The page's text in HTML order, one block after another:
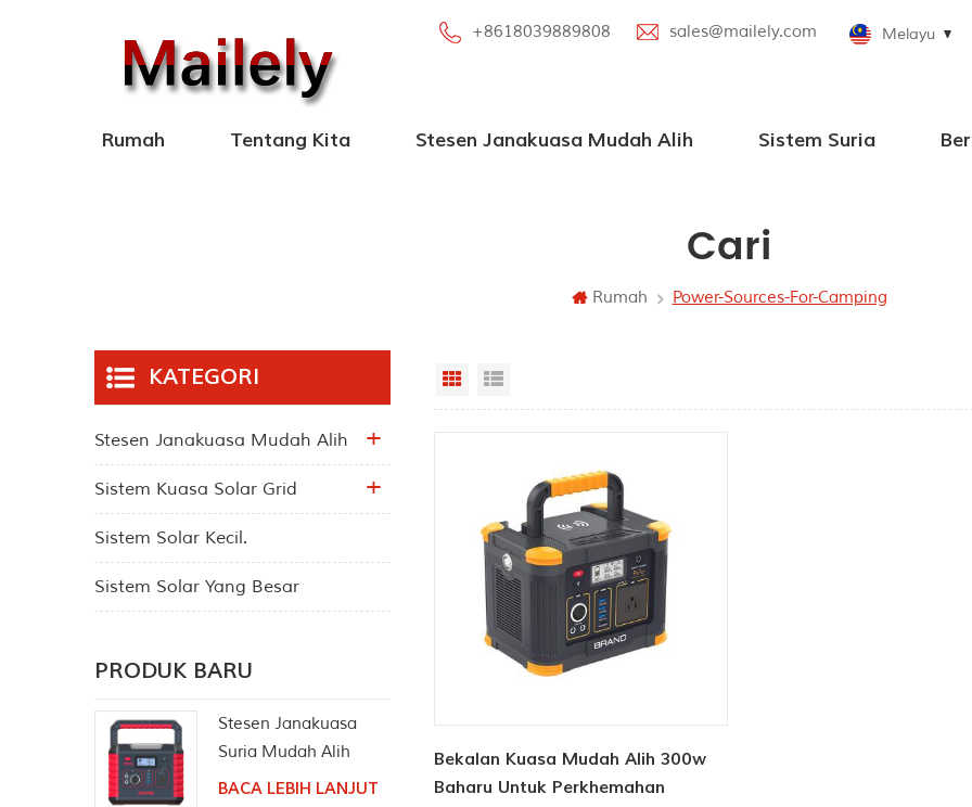
+8618039889808 sales@mailely.com Melayu
Rumah Tentang Kita Stesen Janakuasa Mudah Alih Sistem Suria
Cari
Rumah Power-Sources-For-Camping
Grid View
Bekalan Kuasa Mudah Alih 300w
Baharu Untuk Perkhemahan
KATEGORI
Stesen Janakuasa Mudah Alih
Sistem Kuasa Solar Grid
Sistem Solar Kecil.
Sistem Solar Yang Besar
PRODUK BARU
Stesen Janakuasa
Suria Mudah Alih
330W Alur AC
BACA LEBIH LANJUT